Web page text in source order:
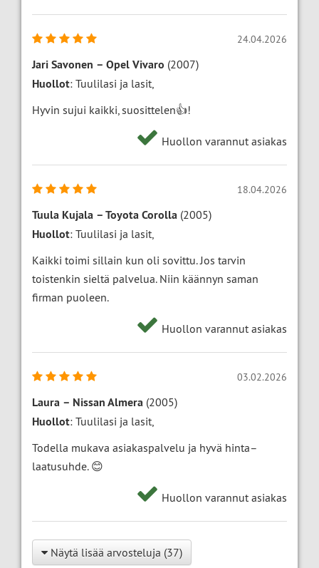
24.04.2026
Jari Savonen – Opel Vivaro (2007)
Huollot: Tuulilasi ja lasit,
Hyvin sujui kaikki, suosittelen👍!
Huollon varannut asiakas
18.04.2026
Tuula Kujala –Toyota Corolla (2005)
Huollot: Tuulilasi ja lasit,
Kaikki toimi sillain kun oli sovittu. Jos tarvin
toistenkin sieltä palvelua. Niin käännyn saman
firman puoleen.
Huollon varannut asiakas
03.02.2026
Laura – Nissan Almera (2005)
Huollot: Tuulilasi ja lasit,
Todella mukava asiakaspalvelu ja hyvä hinta–
laatusuhde. 😊
Huollon varannut asiakas
Näytä lisää arvosteluja (37)